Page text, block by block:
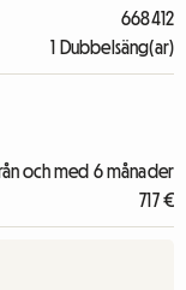
668412
1 Dubbelsäng(ar)
och med 6 månader
717 €